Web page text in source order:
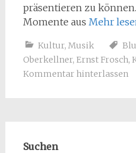
präsentieren zu
Momente aus Mehr
Kultur, Musik
Oberkellner, Ernst Frosch,
Kommentar hinterlassen
Suchen